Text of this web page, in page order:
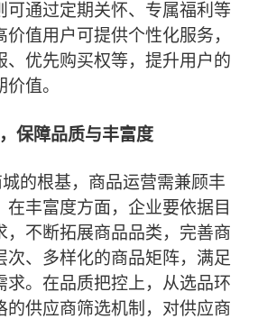
可通过定期关怀、专属福利等
值用户可提供个性化服务，
、优先购买权等，提升用户的
值。
保障品质与丰富度
的根基，商品运营需兼顾丰
在丰富度方面，企业要依据目
，不断拓展商品品类，完善商
次、多样化的商品矩阵，满足
求。在品质把控上，从选品环
的供应商筛选机制，对供应商